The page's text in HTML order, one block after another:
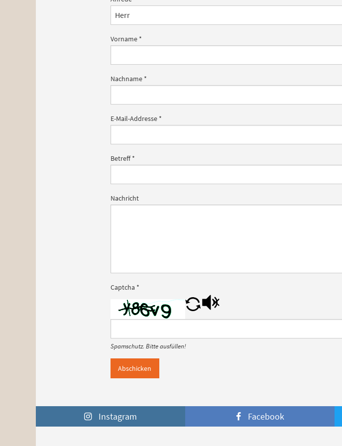
Vorname *
Nachname *
E-Mail-Addresse *
Betreff*
Nachricht
Captcha *
Spamschutz. Bitte ausfüllen!
Abschicken
Instagram Facebook